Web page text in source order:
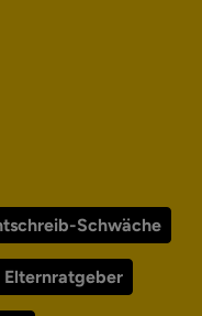
Schwäche
Elternratgeber